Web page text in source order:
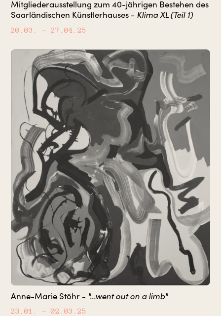
Mitgliederausstellung zum 40-jährigen Bestehen des
Saarländischen Künstlerhauses - Klima XL (Teil 1)
20.03. – 27.04.25
Anne-Marie Stöhr - "...went out on a limb"
23.01. – 02.03.25